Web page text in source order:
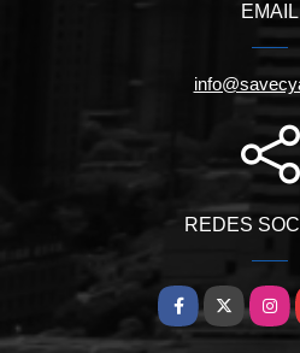
EMAIL
REDES
Facebook
X